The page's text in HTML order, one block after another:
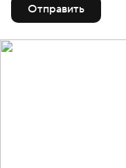
Отправить